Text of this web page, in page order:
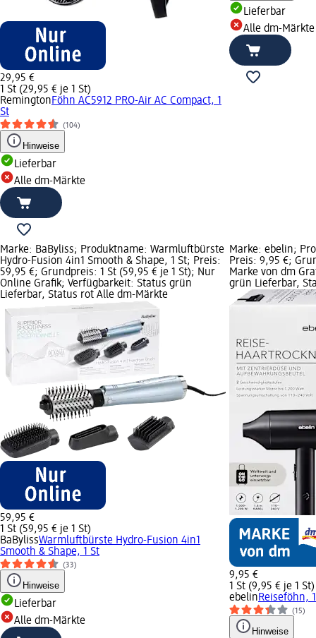
29,95 €
1 St (29,95 € je 1 St)
RemingtonFöhn AC5912 PRO-Air AC Compact, 1
St
(104)
Hinweise
Lieferbar
Alle dm-Märkte
Lieferbar
Alle dm-Märkte
Marke: BaByliss; Produktname: Warmluftbürste
Hydro-Fusion 4in1 Smooth & Shape, 1 St; Preis:
59,95 €; Grundpreis: 1 St (59,95 € je 1 St); Nur
Online Grafik; Verfügbarkeit: Status grün
Lieferbar, Status rot Alle dm-Märkte
59,95 €
1 St (59,95 € je 1 St)
BaBylissWarmluftbürste Hydro-Fusion 4in1
Smooth & Shape, 1 St
(33)
Hinweise
Lieferbar
Alle dm-Märkte
Marke: ebelin;
Preis: 9,95 €;
Marke von dm
grün Lieferbar,
9,95 €
1 St (9,95 € je 1 St)
ebelinReiseföhn,
(15)
Hinweise